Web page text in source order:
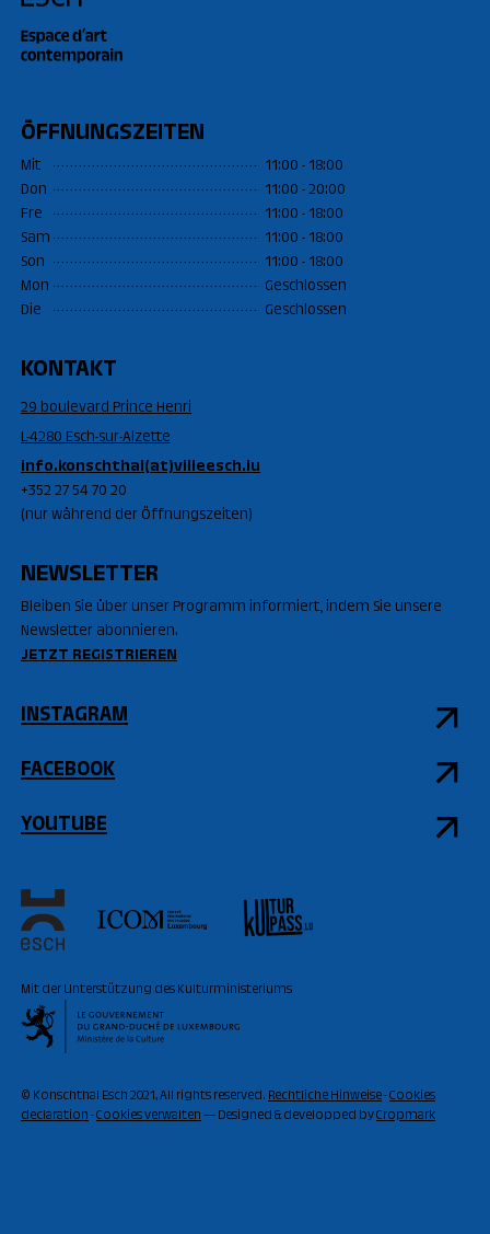
ÖFFNUNGSZEITEN
Mit
11:00 - 18:00
Don
11:00 - 20:00
Fre
11:00 - 18:00
Sam
11:00 - 18:00
Son
11:00 - 18:00
Mon
Geschlossen
Die
Geschlossen
KONTAKT
29 boulevard Prince Henri
L-4280 Esch-sur-Alzette
info.konschthal(at)villeesch.lu
+352 27 54 70 20
(nur während der Öffnungszeiten)
NEWSLETTER
Bleiben Sie über unser Programm informiert, indem Sie unsere
Newsletter abonnieren.
JETZT REGISTRIEREN
INSTAGRAM
FACEBOOK
YOUTUBE
Mit der Unterstützung des Kulturministeriums
© Konschthal Esch 2021, All rights reserved.Rechtliche Hinweise-Cookies
declaration-Cookies verwalten— Designed & developped byCropmark